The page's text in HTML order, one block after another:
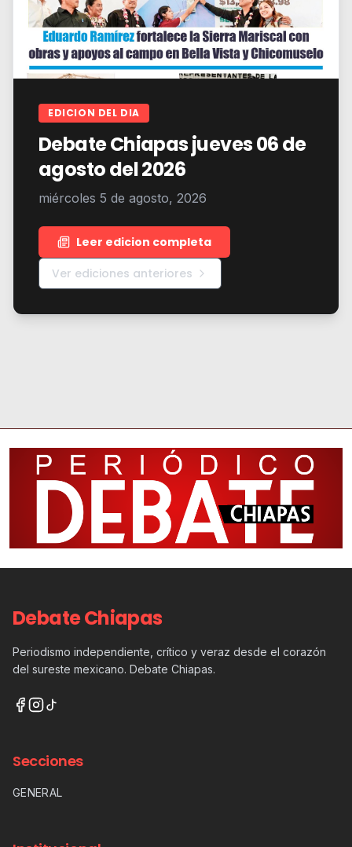
EDICION DEL DIA
Debate Chiapas jueves 06 de
agosto del 2026
miércoles 5 de agosto, 2026
Leer edicion completa
Ver ediciones anteriores
Debate Chiapas
Periodismo independiente, crítico y veraz desde el corazón
del sureste mexicano. Debate Chiapas.
Secciones
GENERAL